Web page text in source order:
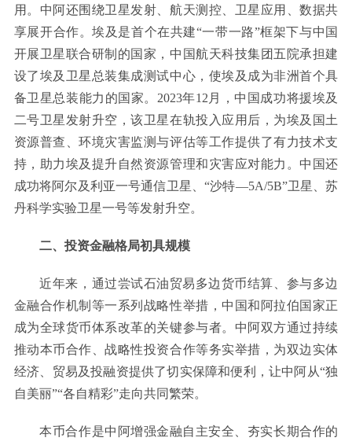
用。中阿还围绕卫星发射、航天测控、卫星应用、数据共
享展开合作。埃及是首个在共建“一带一路”框架下与中国
开展卫星联合研制的国家，中国航天科技集团五院承担建
设了埃及卫星总装集成测试中心，使埃及成为非洲首个具
备卫星总装能力的国家。2023年12月，中国成功将援埃及
二号卫星发射升空，该卫星在轨投入应用后，为埃及国土
资源普查、环境灾害监测与评估等工作提供了有力技术支
持，助力埃及提升自然资源管理和灾害应对能力。中国还
成功将阿尔及利亚一号通信卫星、“沙特—5A/5B”卫星、苏
丹科学实验卫星一号等发射升空。
二、投资金融格局初具规模
近年来，通过尝试石油贸易多边货币结算、参与多边
金融合作机制等一系列战略性举措，中国和阿拉伯国家正
成为全球货币体系改革的关键参与者。中阿双方通过持续
推动本币合作、战略性投资合作等务实举措，为双边实体
经济、贸易及投融资提供了切实保障和便利，让中阿从“独
自美丽”“各自精彩”走向共同繁荣。
本币合作是中阿增强金融自主安全、夯实长期合作的